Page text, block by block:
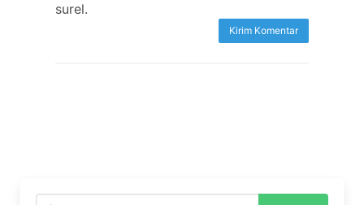
surel.